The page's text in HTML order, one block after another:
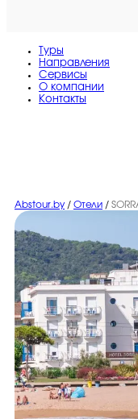
Туры
Направления
Сервисы
O компании
Контакты
Abstour.by / Отели /